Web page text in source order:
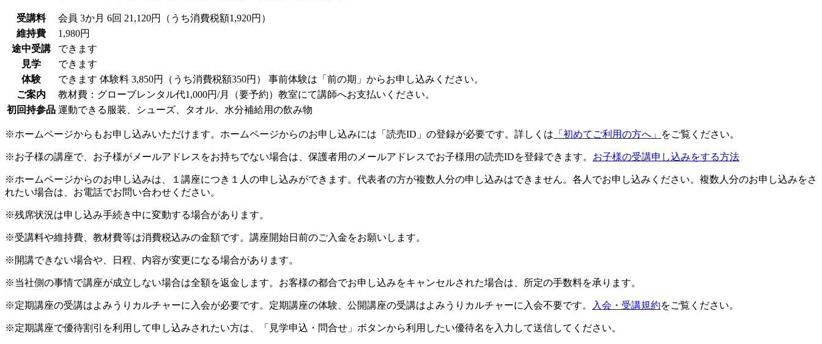
受講料 会員 3か月 6回 21,120円（うち消費税額1,920円）
維持費
1,980円
途中受講
できます
見学
できます
体験
できます 体験料 3,850円（うち消費税額350円） 事前体験は「前の期」からお申し込みください。
ご案内
教材費：グローブレンタル代1,000円/月（要予約）教室にて講師へお支払いください。
初回持参品 運動できる服装、シューズ、タオル、水分補給用の飲み物
※ホームページからもお申し込みいただけます。ホームページからのお申し込みには「読売ID」の登録が必要です。詳しくは 「初めてご利用の方へ」 をご覧ください。
※お子様の講座で、お子様がメールアドレスをお持ちでない場合は、保護者用のメールアドレスでお子様用の読売IDを登録できます。 お子様の受講申し込みをする方法
※ホームページからのお申し込みは、１講座につき１人の申し込みができます。代表者の方が複数人分の申し込みはできません。各人でお申し込みください。複数人分のお申し込みをさ
れたい場合は、お電話でお問い合わせください。
※残席状況は申し込み手続き中に変動する場合があります。
※受講料や維持費、教材費等は消費税込みの金額です。講座開始日前のご入金をお願いします。
※開講できない場合や、日程、内容が変更になる場合があります。
※当社側の事情で講座が成立しない場合は全額を返金します。お客様の都合でお申し込みをキャンセルされた場合は、所定の手数料を承ります。
※定期講座の受講はよみうりカルチャーに入会が必要です。定期講座の体験、公開講座の受講はよみうりカルチャーに入会不要です。 入会・受講規約をご覧ください。
※定期講座で優待割引を利用して申し込みされたい方は、「見学申込・問合せ」ボタンから利用したい優待名を入力して送信してください。